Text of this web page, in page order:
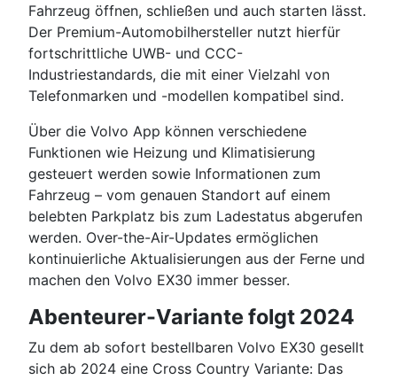
Fahrzeug öffnen, schließen und auch starten lässt.
Der Premium-Automobilhersteller nutzt hierfür
fortschrittliche UWB- und CCC-
Industriestandards, die mit einer Vielzahl von
Telefonmarken und -modellen kompatibel sind.
Über die Volvo App können verschiedene
Funktionen wie Heizung und Klimatisierung
gesteuert werden sowie Informationen zum
Fahrzeug – vom genauen Standort auf einem
belebten Parkplatz bis zum Ladestatus abgerufen
werden. Over-the-Air-Updates ermöglichen
kontinuierliche Aktualisierungen aus der Ferne und
machen den Volvo EX30 immer besser.
Abenteurer-Variante folgt 2024
Zu dem ab sofort bestellbaren Volvo EX30 gesellt
sich ab 2024 eine Cross Country Variante: Das